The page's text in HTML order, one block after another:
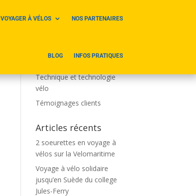
VOYAGER À VÉLOS NOS PARTENAIRES
BLOG INFOS PRATIQUES
Technique et technologie
vélo
Témoignages clients
Articles récents
2 soeurettes en voyage à
vélos sur la Velomaritime
Voyage à vélo solidaire
jusqu’en Suède du college
Jules-Ferry